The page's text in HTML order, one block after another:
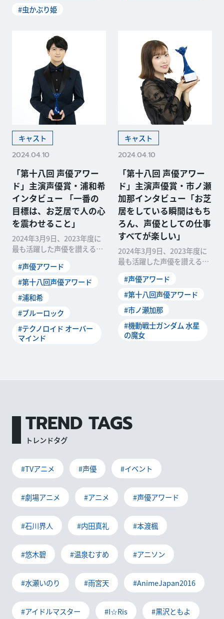
#虫かぶり姫
キャスト
2024.04.10
「第十八回 声優アワー
ド」主演声優賞・浦和希
インタビュー 「一番の
目標は、お芝居で人の心
を震わせること」
2024年3月9日、2023年度に
最も活躍した声優を讃える
受賞者が発表されました。本
稿では、主演声優賞を受賞し
インタビューをお届けしま
す。 ——「第十八回声...
#声優アワード
#第十八回声優アワード
#浦和希
#ブルーロック
#テクノロイド オーバー
マインド
キャスト
2024.04.10
「第十八回 声優アワー
ド」主演声優賞・市ノ瀬
加那インタビュー「お芝
居をしている瞬間はもち
ろん、声優としての仕事
すべてが楽しい」
2024年3月9日、2023年度に
最も活躍した声優を讃える
受賞者が発表されました。本
稿では、主演声優賞を受賞し
ャルインタビューをお届けし
ます。 ――第十八回声...
#声優アワード
#第十八回声優アワード
#市ノ瀬加那
#機動戦士ガンダム 水星
の魔女
TREND TAGS
トレンドタグ
#TVアニメ #声優 #イベント
#劇場アニメ #アニメ #声優アワード
#石川界人 #内田真礼 #本渡楓
#悠木碧 #温泉むすめ #アニソン
#水瀬いのり #雨宮天 #AnimeJapan2016
#アイドルマスター #I☆Ris #黒沢ともよ